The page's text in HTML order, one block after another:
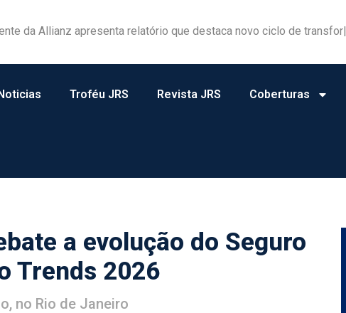
Associação Beneficente da Allianz apresenta relatório que destaca novo ciclo de transformação social
excelência na informação e pela dedicação ao mercado segurador
Troféu JRS Revista JRS Coberturas
a evolução do Seguro
Trends 2026
no Rio de Janeiro